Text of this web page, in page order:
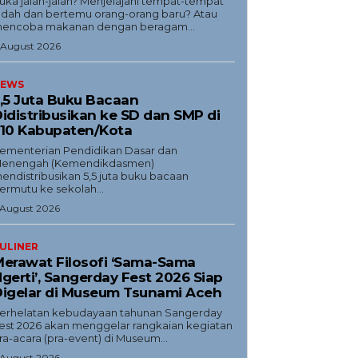
dan bertemu orang-orang baru? Atau
makanan dengan beragam...
2026
Juta Buku Bacaan
ke SD dan SMP di
Kabupaten/Kota
Pendidikan Dasar dan
(Kemendikdasmen)
5,5 juta buku bacaan
ke sekolah...
2026
Filosofi ‘Sama-Sama
Sangerday Fest 2026 Siap
di Museum Tsunami Aceh
kebudayaan tahunan Sangerday
2026 akan menggelar rangkaian kegiatan
acara (pra-event) di Museum...